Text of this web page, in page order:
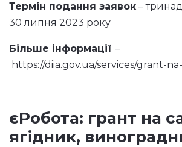
Термін подання заявок –
30 липня 2023 року
Більше інформації –
https://diia.gov.ua/services/grant-
єРобота: грант на
ягідник,